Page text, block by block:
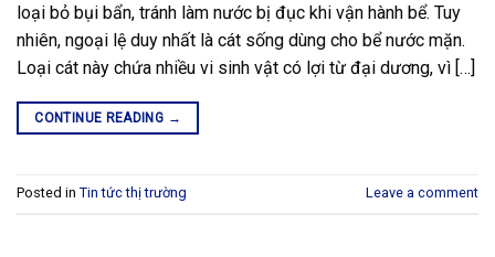
loại bỏ bụi bẩn, tránh làm nước bị đục khi vận hành bể. Tuy
nhiên, ngoại lệ duy nhất là cát sống dùng cho bể nước mặn.
Loại cát này chứa nhiều vi sinh vật có lợi từ đại dương, vì […]
CONTINUE READING →
Posted in Tin tức thị trường Leave a comment